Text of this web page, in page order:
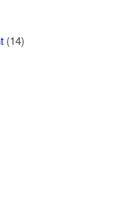
(14)